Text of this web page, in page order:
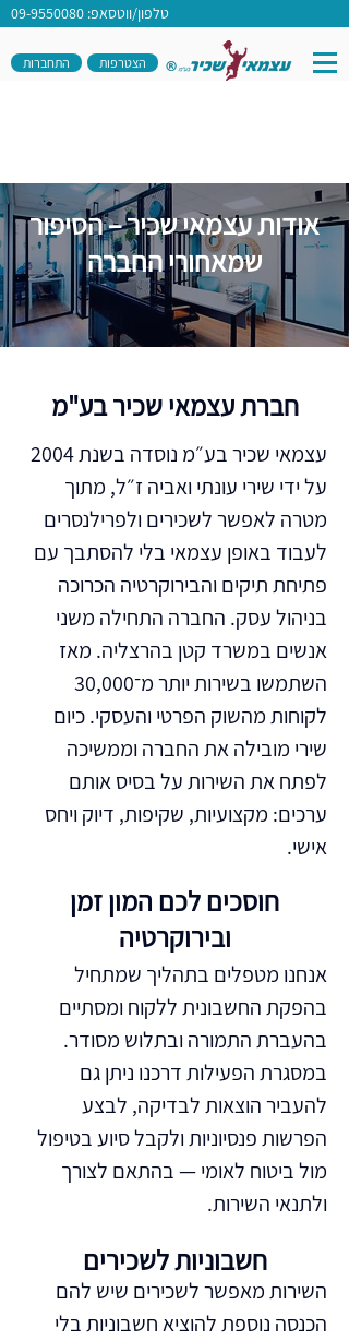
טלפון/ווטסאפ: 09-9550080
התחברות הצטרפות
אודות עצמאי שכיר – הסיפור
שמאחורי החברה
חברת עצמאי שכיר בע"מ
עצמאי שכיר בע״מ נוסדה בשנת 2004
על ידי שירי עונתי ואביה ז״ל, מתוך
מטרה לאפשר לשכירים ולפרילנסרים
לעבוד באופן עצמאי בלי להסתבך עם
פתיחת תיקים והבירוקרטיה הכרוכה
בניהול עסק. החברה התחילה משני
אנשים במשרד קטן בהרצליה. מאז
השתמשו בשירות יותר מ־30,000
לקוחות מהשוק הפרטי והעסקי. כיום
שירי מובילה את החברה וממשיכה
לפתח את השירות על בסיס אותם
ערכים: מקצועיות, שקיפות, דיוק ויחס
אישי.
חוסכים לכם המון זמן
ובירוקרטיה
אנחנו מטפלים בתהליך שמתחיל
בהפקת החשבונית ללקוח ומסתיים
בהעברת התמורה ובתלוש מסודר.
במסגרת הפעילות דרכנו ניתן גם
להעביר הוצאות לבדיקה, לבצע
הפרשות פנסיוניות ולקבל סיוע בטיפול
מול ביטוח לאומי — בהתאם לצורך
ולתנאי השירות.
חשבוניות לשכירים
השירות מאפשר לשכירים שיש להם
הכנסה נוספת להוציא חשבוניות בלי